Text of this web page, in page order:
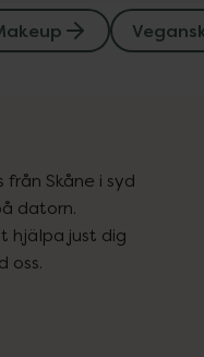
från Skåne i syd
datorn.
hjälpa just dig
oss.